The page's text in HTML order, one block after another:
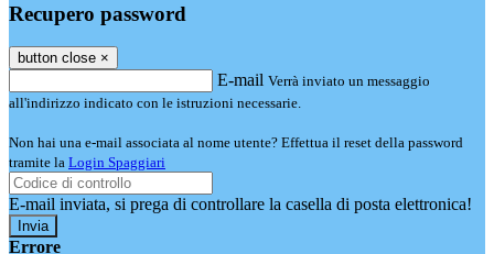
Recupero password
button close ×
E-mail Verrà inviato un messaggio
all'indirizzo indicato con le istruzioni necessarie.
Non hai una e-mail associata al nome utente? Effettua il reset della password
tramite la Login Spaggiari
E-mail inviata, si prega di controllare la casella di posta elettronica!
Errore